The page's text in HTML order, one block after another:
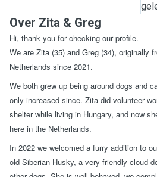
Over Zita & Greg
Hi, thank you for checking our profile.
We are Zita (35) and Greg (34), originally
Netherlands since 2021.
We both grew up being around dogs and
only increased since. Zita did volunteer
shelter while living in Hungary, and now
here in the Netherlands.
In 2022 we welcomed a furry addition to
old Siberian Husky, a very friendly cloud